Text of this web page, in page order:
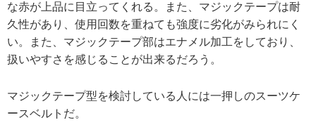
な赤が上品に目立ってくれる。また、マジックテープは耐
久性があり、使用回数を重ねても強度に劣化がみられにく
い。また、マジックテープ部はエナメル加工をしており、
扱いやすさを感じることが出来るだろう。
マジックテープ型を検討している人には一押しのスーツケ
ースベルトだ。